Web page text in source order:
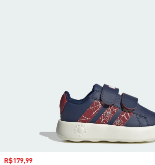
Preço com desconto
R$179,99